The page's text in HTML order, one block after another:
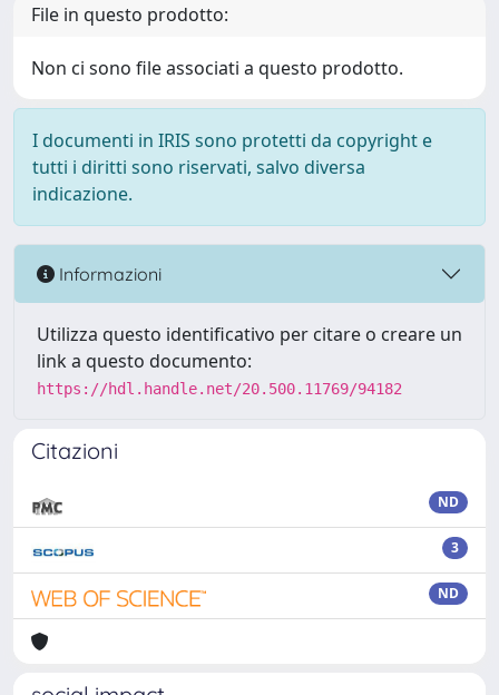
File in questo prodotto:
Non ci sono file associati a questo prodotto.
I documenti in IRIS sono protetti da copyright e
tutti i diritti sono riservati, salvo diversa
indicazione.
Informazioni
Utilizza questo identificativo per citare o creare un
link a questo documento:
https://hdl.handle.net/20.500.11769/94182
Citazioni
ND
3
ND